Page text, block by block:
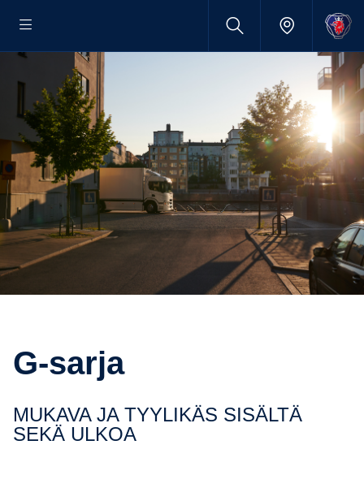
G-sarja
MUKAVA JA TYYLIKÄS SISÄLTÄ
SEKÄ ULKOA